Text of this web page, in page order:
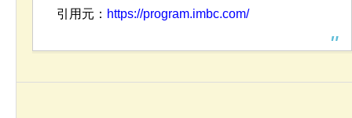
引用元： https://program.imbc.com/